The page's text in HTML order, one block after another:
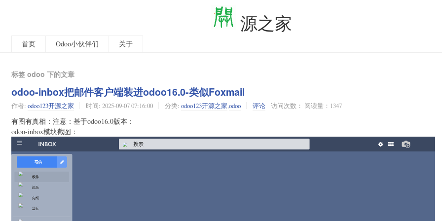
源之家
首页 Odoo小伙伴们 关于
标签 odoo 下的文章
odoo-inbox把邮件客户端装进odoo16.0-类似Foxmail
作者:odoo123开源之家 时间:2025-09-07 07:16:00 分类:odoo123开源之家,odoo 评论 访问次数： 阅读量：1347
有图有真相：注意：基于odoo16.0版本：
odoo-inbox模块截图：